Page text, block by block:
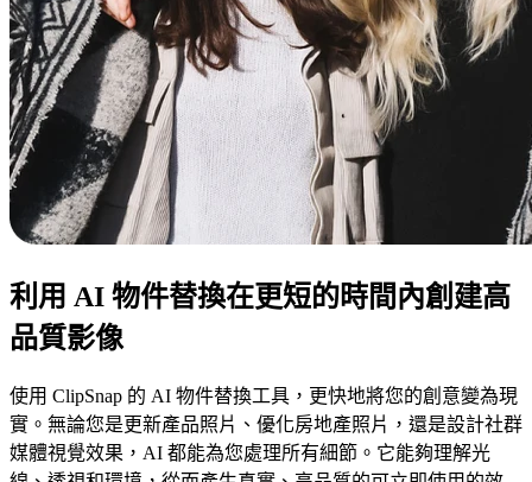
利用 AI 物件替換在更短的時間內創建高
品質影像
使用 ClipSnap 的 AI 物件替換工具，更快地將您的創意變為現
實。無論您是更新產品照片、優化房地產照片，還是設計社群
媒體視覺效果，AI 都能為您處理所有細節。它能夠理解光